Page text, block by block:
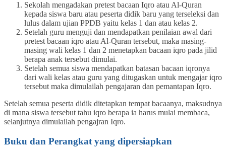
Sekolah mengadakan pretest bacaan Iqro atau Al-Quran
kepada siswa baru atau peserta didik baru yang terseleksi dan
lulus dalam ujian PPDB yaitu kelas 1 dan atau kelas 2.
Setelah guru menguji dan mendapatkan penilaian awal dari
pretest bacaan iqro atau Al-Quran tersebut, maka masing-
masing wali kelas 1 dan 2 menetapkan bacaan iqro pada jilid
berapa anak tersebut dimulai.
Setelah semua siswa mendapatkan batasan bacaan iqronya
dari wali kelas atau guru yang ditugaskan untuk mengajar iqro
tersebut maka dimulailah pengajaran dan pemantapan Iqro.
Setelah semua peserta didik ditetapkan tempat bacaanya, maksudnya
di mana siswa tersebut tahu iqro berapa ia harus mulai membaca,
selanjutnya dimulailah pengajran Iqro.
Buku dan Perangkat yang dipersiapkan